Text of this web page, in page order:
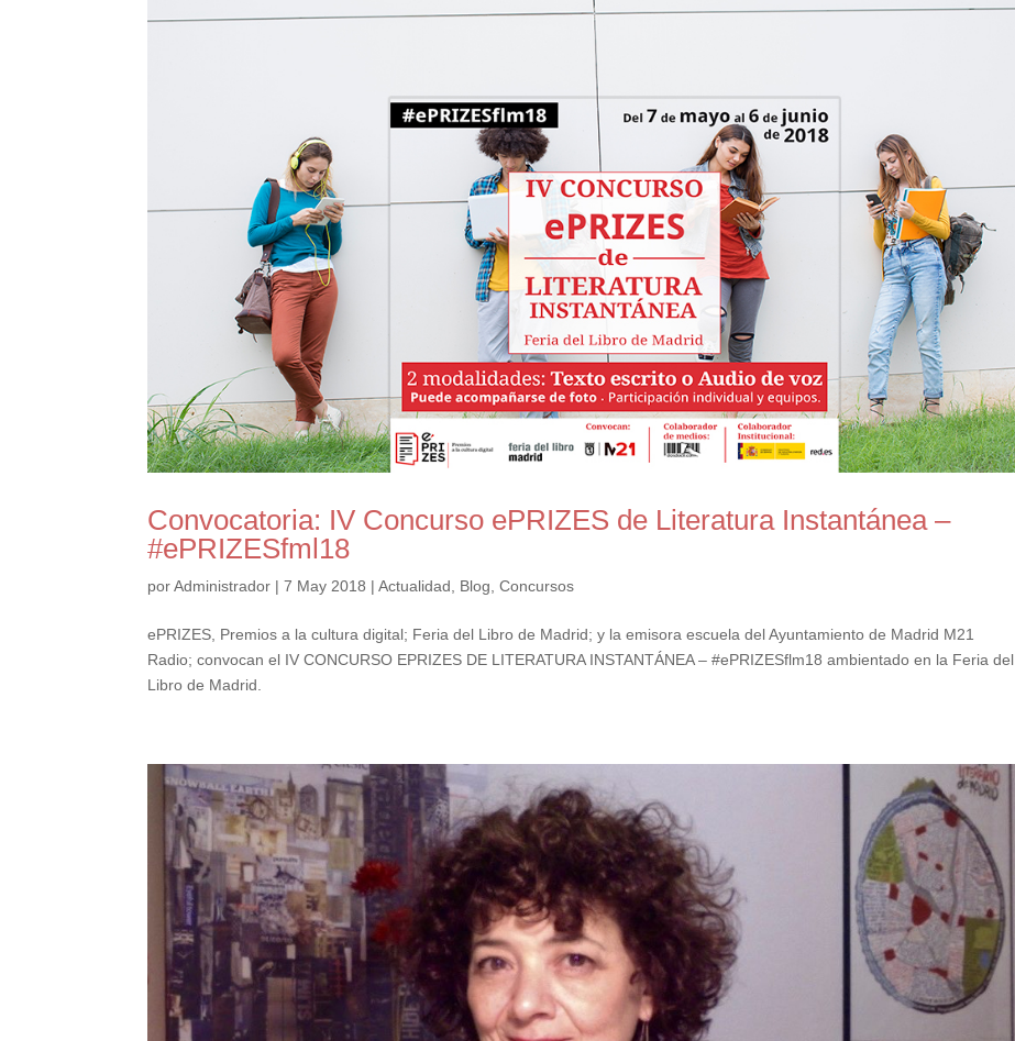
Convocatoria: IV Concurso ePRIZES de Literatura Instantánea –
#ePRIZESfml18
porAdministrador |7 May 2018 |Actualidad Blog ,Concursos
ePRIZES, Premios a la cultura digital; Feria del Libro de Madrid; y la emisora escuela del Ayuntamiento de Madrid M21
Radio; convocan el IV CONCURSO EPRIZES DE LITERATURA INSTANTÁNEA – #ePRIZESflm18 ambientado en la Feria del
Libro de Madrid.